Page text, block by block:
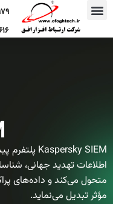
اطلاعات تهدید جهانی،
متحول می‌کند و داده‌های
مؤثر تبدیل می‌نماید.